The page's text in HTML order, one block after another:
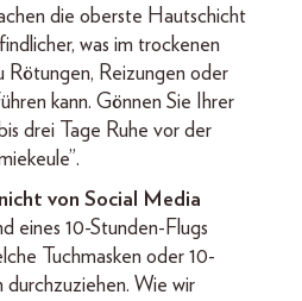
die oberste Hautschicht
was im trockenen
Rötungen, Reizungen oder
kann. Gönnen Sie Ihrer
drei Tage Ruhe vor der
von Social Media
eines 10-Stunden-Flugs
Tuchmasken oder 10-
Wie wir